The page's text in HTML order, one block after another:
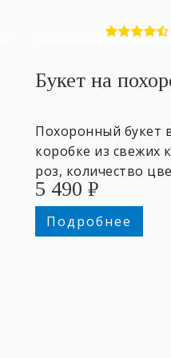
Букет на
Похоронный букет
коробке из свежих
роз, количество
согласно канонам
5 490 ₽
Подробнее